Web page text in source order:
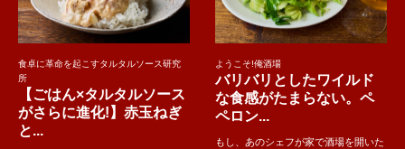
食卓に革命を起こすタルタルソース研究
所
【ごはん×タルタルソース
がさらに進化!】赤玉ねぎ
と...
ようこそ!俺酒場
バリバリとしたワイルド
な食感がたまらない。ペ
ペロン...
もし、あのシェフが家で酒場を開いた